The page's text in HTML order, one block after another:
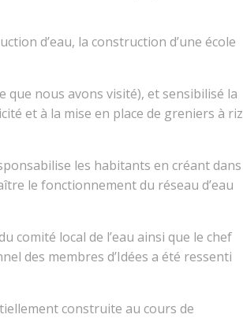
d’eau, la construction d’une école
que nous avons visité), et sensibilisé la
et à la mise en place de greniers à riz
les habitants en créant dans
le fonctionnement du réseau d’eau
comité local de l’eau ainsi que le chef
des membres d’Idées a été ressenti
construite au cours de